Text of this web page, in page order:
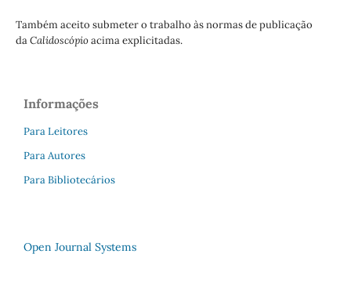
Também aceito submeter o trabalho às normas de publicação
daCalidoscópioacima explicitadas.
Informações
Para Leitores
Para Autores
Para Bibliotecários
Open Journal Systems